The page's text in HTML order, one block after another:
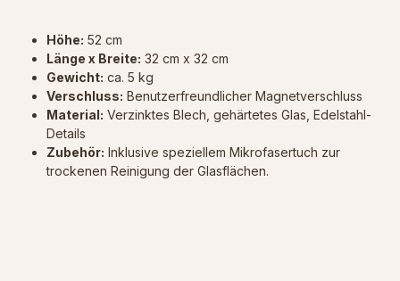
Höhe: 52 cm
Länge x Breite: 32 cm x 32 cm
Gewicht: ca. 5 kg
Verschluss: Benutzerfreundlicher Magnetverschluss
Material: Verzinktes Blech, gehärtetes Glas, Edelstahl-
Details
Zubehör: Inklusive speziellem Mikrofasertuch zur
trockenen Reinigung der Glasflächen.